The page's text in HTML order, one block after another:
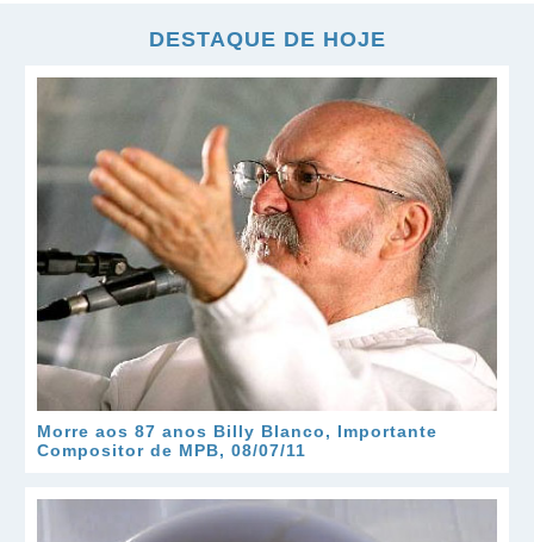
DESTAQUE DE HOJE
Morre aos 87 anos Billy Blanco, Importante
Compositor de MPB, 08/07/11